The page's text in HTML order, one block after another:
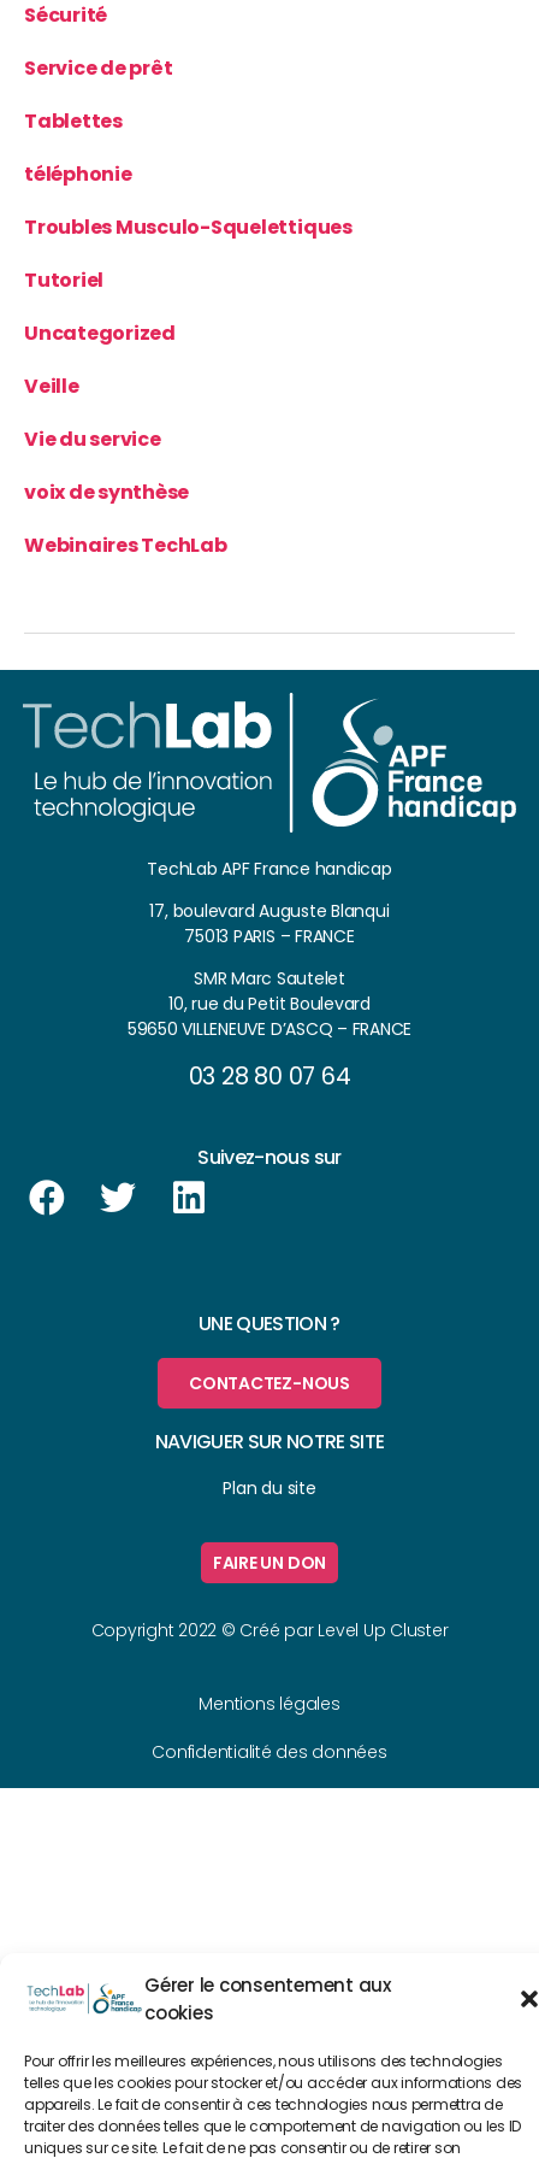
Gérer le consentement aux
cookies
Pour offrir les meilleures expériences, nous utilisons des technologies
telles que les cookies pour stocker et/ou accéder aux informations des
appareils. Le fait de consentir à ces technologies nous permettra de
traiter des données telles que le comportement de navigation ou les ID
uniques sur ce site. Le fait de ne pas consentir ou de retirer son
Sécurité
Service de prêt
Tablettes
téléphonie
Troubles Musculo-Squelettiques
Tutoriel
Uncategorized
Veille
Vie du service
voix de synthèse
Webinaires TechLab
TechLab APF France handicap
17, boulevard Auguste Blanqui
75013 PARIS – FRANCE
SMR Marc Sautelet
10, rue du Petit Boulevard
59650 VILLENEUVE D’ASCQ – FRANCE
03 28 80 07 64
Suivez-nous sur
UNE QUESTION ?
CONTACTEZ-NOUS
NAVIGUER SUR NOTRE SITE
Plan du site
FAIRE UN DON
Copyright 2022 © Créé par Level Up Cluster
Mentions légales
Confidentialité des données